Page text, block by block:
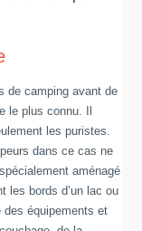
de camping avant de
le plus connu. Il
les puristes.
dans ce cas ne
aménagé
les bords d’un lac ou
des équipements et